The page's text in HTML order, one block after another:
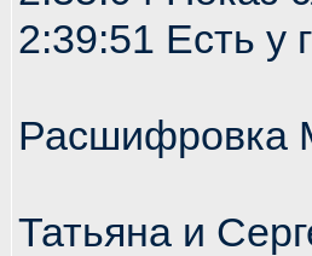
2:39:51 Есть у
Расшифровка
Татьяна и